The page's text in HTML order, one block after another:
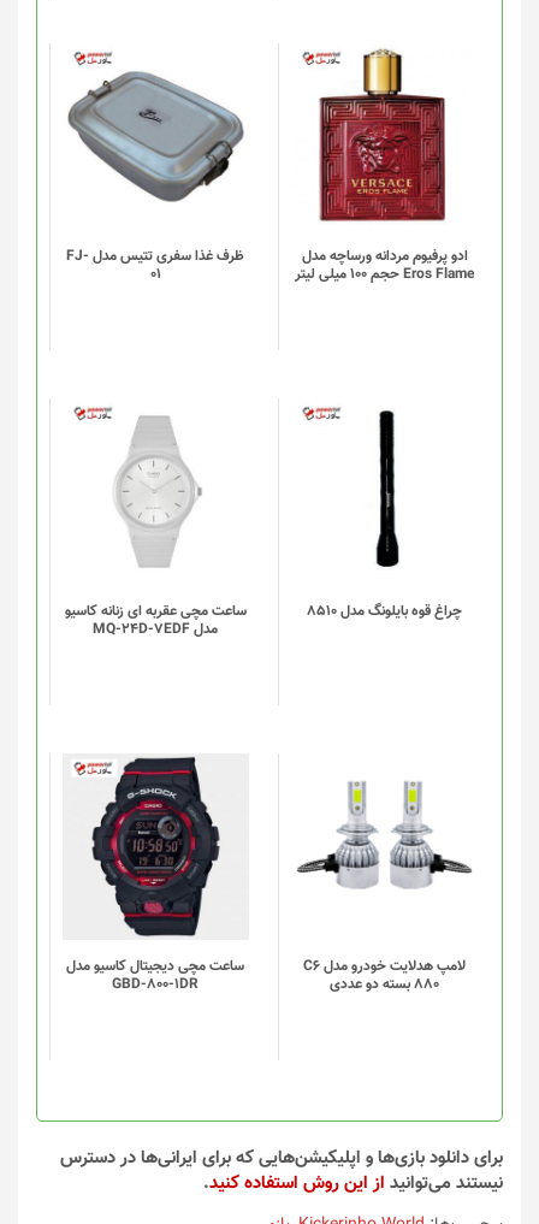
محصول
انتخاب
شوند
ادو پرفیوم مردانه ورساچه مدل
Eros Flame حجم 100 میلی لیتر
ظرف غذا سفری تتیس مدل FJ-
01
چراغ قوه بایلونگ مدل 8510
ساعت مچی عقربه ای زنانه کاسیو
مدل MQ-24D-7EDF
لامپ هدلایت خودرو مدل C6
880 بسته دو عددی
ساعت مچی دیجیتال کاسیو مدل
GBD-800-1DR
برای دانلود بازی‌ها و اپلیکیشن‌هایی که برای ایرانی‌ها در دسترس
نیستند می‌توانید از این روش استفاده کنید.